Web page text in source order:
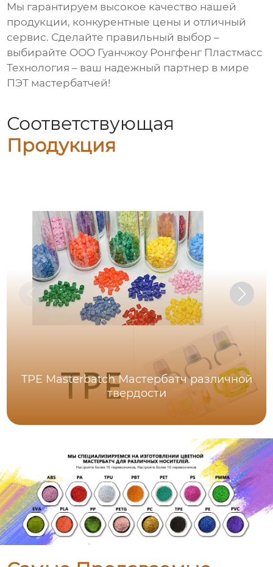
Мы гарантируем высокое качество нашей
продукции, конкурентные цены и отличный
сервис. Сделайте правильный выбор –
выбирайте ООО Гуанчжоу Ронгфенг Пластмасс
Технология – ваш надежный партнер в мире
ПЭТ мастербатчей!
Соответствующая
Продукция
TPE Masterbatch Мастербатч различной
твердости